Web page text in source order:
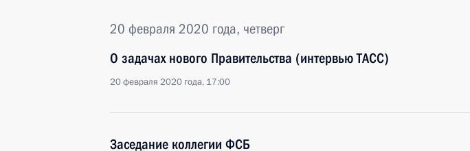
20 февраля 2020 года, четверг
О задачах нового Правительства (интервью ТАСС)
20 февраля 2020 года, 17:00
Заседание коллегии ФСБ